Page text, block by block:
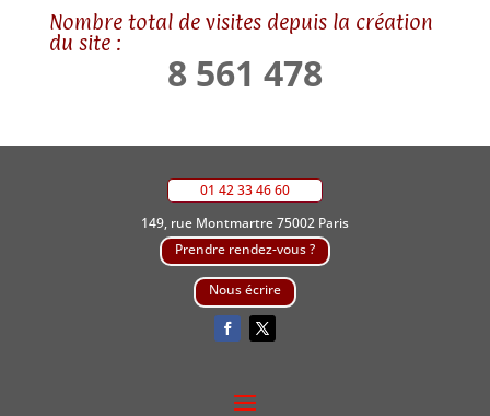
Nombre total de visites depuis la création
du site :
8 561 478
01 42 33 46 60
149, rue Montmartre 75002 Paris
Prendre rendez-vous ?
Nous écrire